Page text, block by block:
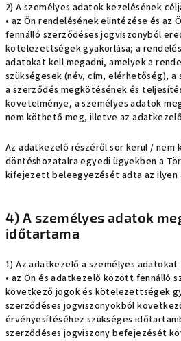
2) A személyes adatok kezelésének
• az Ön rendelésének elintézése és az
fennálló szerződéses jogviszonyból
kötelezettségek gyakorlása; a
adatokat kell megadni, amelyek a
szükségesek (név, cím, elérhetőség),
a szerződés megkötésének és
követelménye, a személyes adatok
nem köthető meg, illetve az
Az adatkezelő részéről sor kerül / nem
döntéshozatalra egyedi ügyekben a
kifejezett beleegyezését adta az ilyen
4) A személyes adatok
időtartama
1) Az adatkezelő a személyes adatokat
• az Ön és adatkezelő között fennálló
következő jogok és kötelezettségek
szerződéses jogviszonyokból
érvényesítéséhez szükséges
szerződéses jogviszony befejezését